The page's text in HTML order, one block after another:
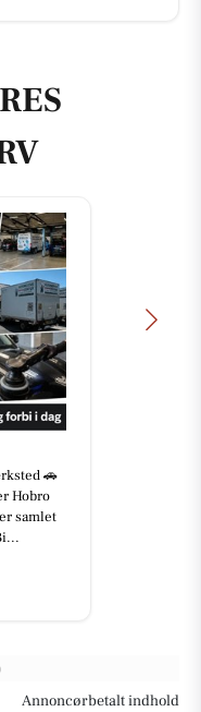
🚗
Hobro
samlet
Annoncørbetalt indhold